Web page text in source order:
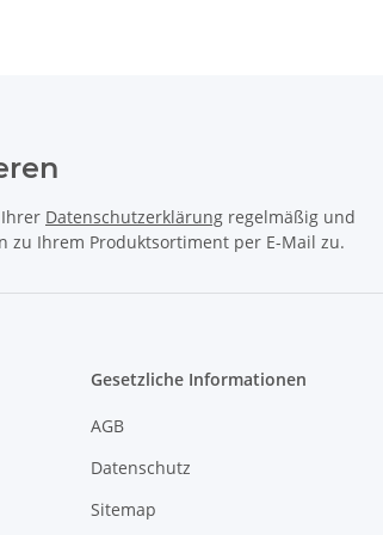
Datenschutzerklärung regelmäßig und
Ihrem Produktsortiment per E-Mail zu.
Gesetzliche Informationen
AGB
Datenschutz
Sitemap